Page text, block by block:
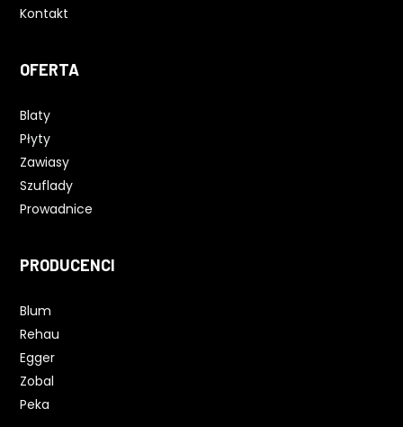
Kontakt
OFERTA
Blaty
Płyty
Zawiasy
Szuflady
Prowadnice
PRODUCENCI
Blum
Rehau
Egger
Zobal
Peka